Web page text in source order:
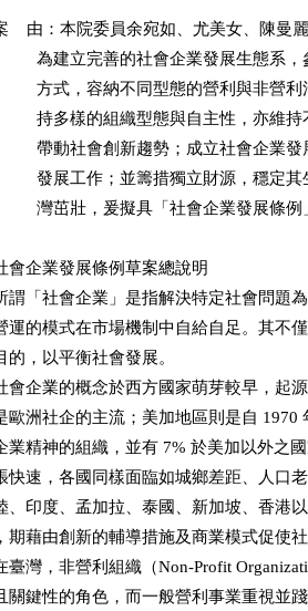
由：本院委員余宛如、尤美女、陳曼
為建立完善的社會企業發展生態
方式，容納不同型態的營利與非
持多樣的組織型態與自主性，亦
帶動社會創新趨勢；成立社會企
發展工作；並籌措獨立財源，穩
灣茁壯，爰擬具「社會企業發展條
會企業發展條例草案總說明
謂「社會企業」是指解決特定社會問題
運的模式在市場機制中自給自足。其不
的，以平衡社會發展。
會企業的概念於西方國家萌芽較早，起
歐洲社企的主流；美加地區則是自
業精神的組織，並有 7% 於美加以外之
快速，各國同樣面臨如城鄉差距、人口
、印度、孟加拉、泰國、新加坡、香港
，期藉由創新的輔導措施及商業模式促使
臺灣，非營利組織（Non-Profit
關鍵性的角色，而一般營利事業重視並